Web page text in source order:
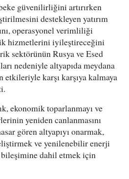
güvenilirliğini artırırken
destekleyen yatırım
operasyonel verimliliği
hizmetlerini iyileştireceğini
sektörünün Rusya ve Esed
nedeniyle altyapıda meydana
etkileriyle karşı karşıya kalmaya
ekonomik toparlanmayı ve
yeniden canlanmasını
gören altyapıyı onarmak,
ve yenilenebilir enerji
dahil etmek için